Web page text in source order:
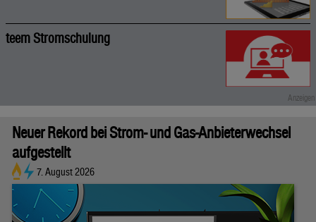
teem Stromschulung
Neuer Rekord bei Strom- und Gas-Anbieterwechsel
aufgestellt
7. August 2026